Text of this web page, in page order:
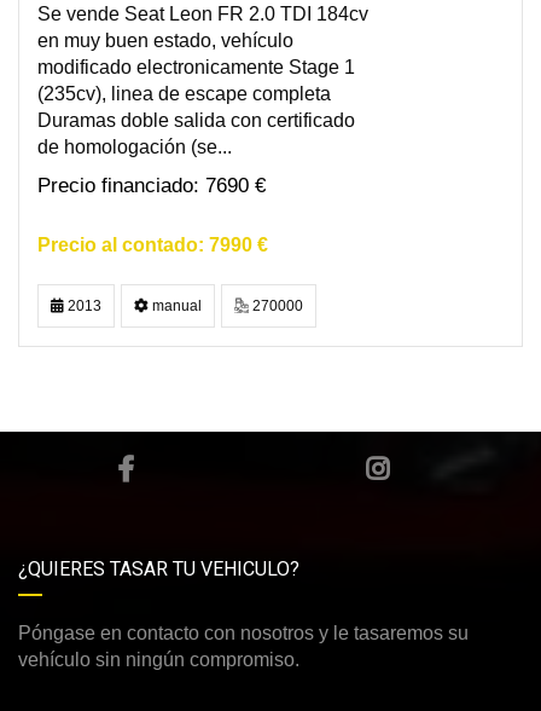
Se vende Seat Leon FR 2.0 TDI 184cv
en muy buen estado, vehículo
modificado electronicamente Stage 1
(235cv), linea de escape completa
Duramas doble salida con certificado
de homologación (se...
7690 €
7990 €
2013 manual 270000
¿QUIERES TASAR TU VEHICULO?
Póngase en contacto con nosotros y le tasaremos su
vehículo sin ningún compromiso.